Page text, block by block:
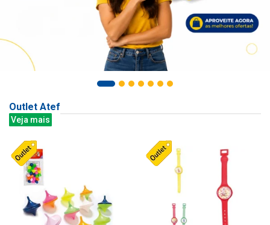
Outlet Atef
Veja mais